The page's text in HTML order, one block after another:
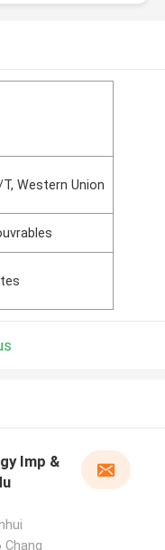
T, Western Union
Imp &
Chang